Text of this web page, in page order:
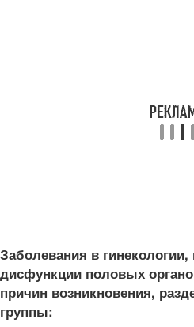
Заболевания в
дисфункции половых
причин возникновения,
группы: